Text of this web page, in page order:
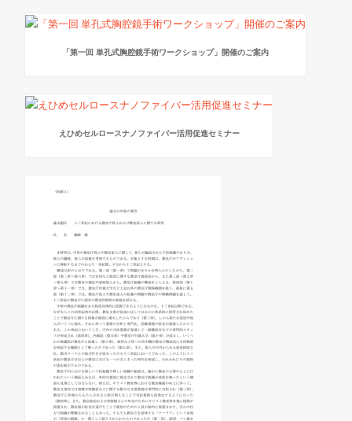
「第一回 単孔式胸腔鏡手術ワークショップ」開催のご案内
えひめセルロースナノファイバー活用促進セミナー